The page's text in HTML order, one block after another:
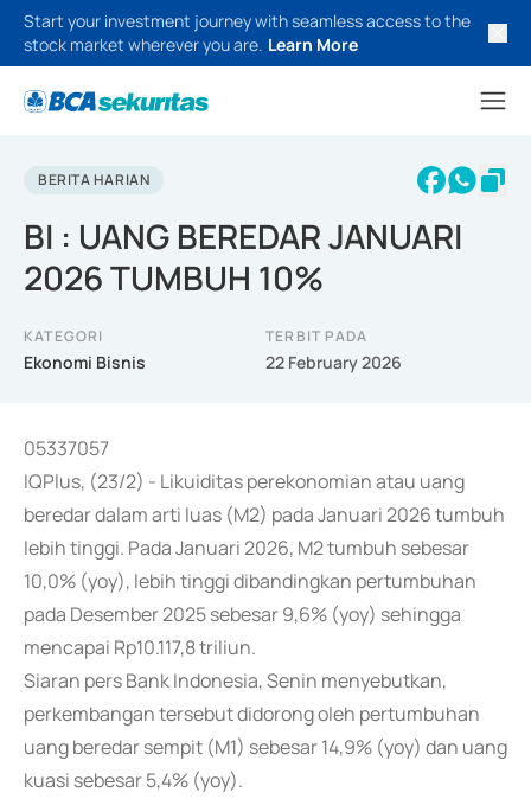
Start your investment journey with seamless access to the
stock market wherever you are. Learn More
BERITA HARIAN
BI : UANG BEREDAR JANUARI
2026 TUMBUH 10%
KATEGORI
Ekonomi Bisnis
TERBIT PADA
22 February 2026
05337057
IQPlus, (23/2) - Likuiditas perekonomian atau uang
beredar dalam arti luas (M2) pada Januari 2026 tumbuh
lebih tinggi. Pada Januari 2026, M2 tumbuh sebesar
10,0% (yoy), lebih tinggi dibandingkan pertumbuhan
pada Desember 2025 sebesar 9,6% (yoy) sehingga
mencapai Rp10.117,8 triliun.
Siaran pers Bank Indonesia, Senin menyebutkan,
perkembangan tersebut didorong oleh pertumbuhan
uang beredar sempit (M1) sebesar 14,9% (yoy) dan uang
kuasi sebesar 5,4% (yoy).